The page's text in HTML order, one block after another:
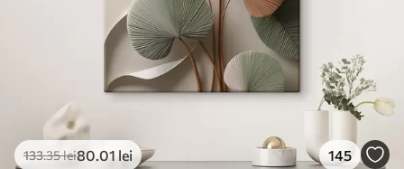
133.35lei80.01 lei 145